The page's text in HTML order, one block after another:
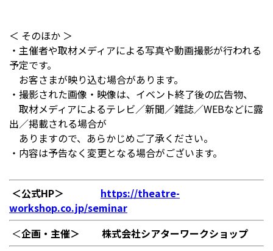
＜ そのほか ＞
・主催者や取材メディアによる写真や動画撮影が行われる
予定です。
お客さまが映り込む場合があります。
・撮影された画像・映像は、イベント終了後の広告物、
取材メディアによるテレビ／新聞／雑誌／WEBなどに露
出／掲載される場合が
ありますので、あらかじめご了承ください。
・内容は予告なく変更となる場合がございます。
＜公式HP＞ https://theatre-
workshop.co.jp/seminar
＜企画・主催＞ 株式会社シアターワークショップ